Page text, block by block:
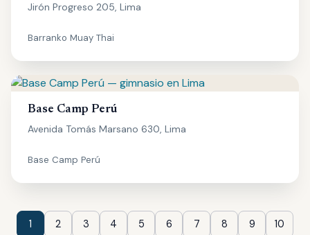
Jirón Progreso 205, Lima
Barranko Muay Thai
Base Camp Perú
Avenida Tomás Marsano 630, Lima
Base Camp Perú
1 2 3 4 5 6 7 8 9 10